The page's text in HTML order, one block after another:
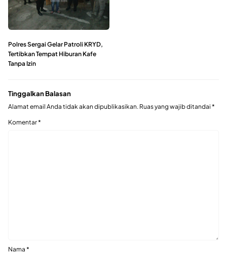
Polres Sergai Gelar Patroli KRYD,
Tertibkan Tempat Hiburan Kafe
Tanpa Izin
Tinggalkan Balasan
Alamat email Anda tidak akan dipublikasikan. Ruas yang wajib ditandai *
Komentar*
Nama *